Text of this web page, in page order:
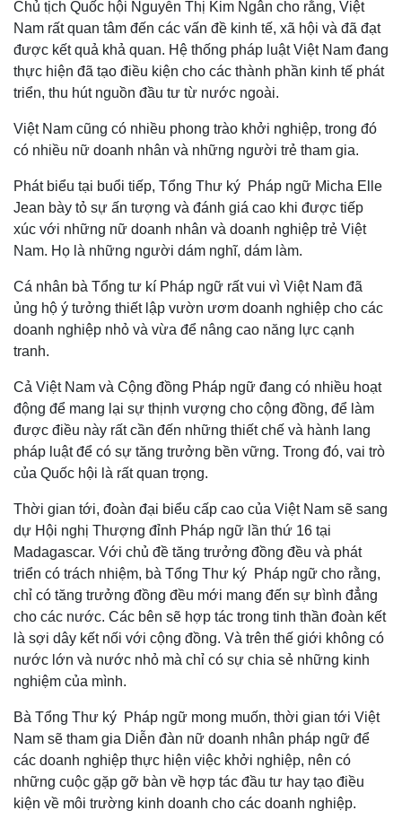
Thế giới
Quan sát
Hồ sơ
Multimedia
Video
E-Magazine
Infographic
Chủ tịch Quốc hội Nguyễn Thị Kim Ngân cho rằng, Việt
Nam rất quan tâm đến các vấn đề kinh tế, xã hội và đã đạt
được kết quả khả quan. Hệ thống pháp luật Việt Nam đang
thực hiện đã tạo điều kiện cho các thành phần kinh tế phát
triển, thu hút nguồn đầu tư từ nước ngoài.
Việt Nam cũng có nhiều phong trào khởi nghiệp, trong đó
có nhiều nữ doanh nhân và những người trẻ tham gia.
Phát biểu tại buổi tiếp, Tổng Thư ký Pháp ngữ Micha Elle
Jean bày tỏ sự ấn tượng và đánh giá cao khi được tiếp
xúc với những nữ doanh nhân và doanh nghiệp trẻ Việt
Nam. Họ là những người dám nghĩ, dám làm.
Cá nhân bà Tổng tư kí Pháp ngữ rất vui vì Việt Nam đã
ủng hộ ý tưởng thiết lập vườn ươm doanh nghiệp cho các
doanh nghiệp nhỏ và vừa để nâng cao năng lực cạnh
tranh.
Cả Việt Nam và Cộng đồng Pháp ngữ đang có nhiều hoạt
động để mang lại sự thịnh vượng cho cộng đồng, để làm
được điều này rất cần đến những thiết chế và hành lang
pháp luật để có sự tăng trưởng bền vững. Trong đó, vai trò
của Quốc hội là rất quan trọng.
Thời gian tới, đoàn đại biểu cấp cao của Việt Nam sẽ sang
dự Hội nghị Thượng đỉnh Pháp ngữ lần thứ 16 tại
Madagascar. Với chủ đề tăng trưởng đồng đều và phát
triển có trách nhiệm, bà Tổng Thư ký Pháp ngữ cho rằng,
chỉ có tăng trưởng đồng đều mới mang đến sự bình đẳng
cho các nước. Các bên sẽ hợp tác trong tinh thần đoàn kết
là sợi dây kết nối với cộng đồng. Và trên thế giới không có
nước lớn và nước nhỏ mà chỉ có sự chia sẻ những kinh
nghiệm của mình.
Bà Tổng Thư ký Pháp ngữ mong muốn, thời gian tới Việt
Nam sẽ tham gia Diễn đàn nữ doanh nhân pháp ngữ để
các doanh nghiệp thực hiện việc khởi nghiệp, nên có
những cuộc gặp gỡ bàn về hợp tác đầu tư hay tạo điều
kiện về môi trường kinh doanh cho các doanh nghiệp.